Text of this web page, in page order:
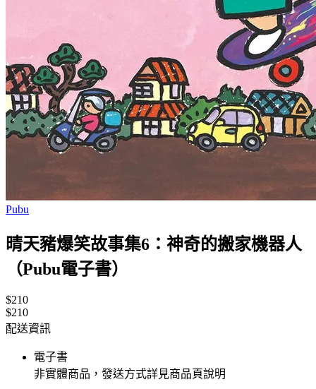
Pubu
晴天豬爆笑故事集6：神奇的搬家機器人
（Pubu電子書）
$210
$210
配送資訊
電子書
非實體商品，發送方式詳見商品頁說明